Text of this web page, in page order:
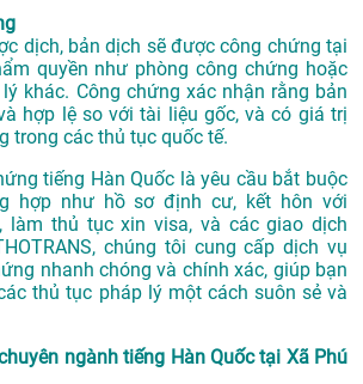
dịch, bản dịch sẽ được công chứng tại
quyền như phòng công chứng hoặc
khác. Công chứng xác nhận rằng bản
hợp lệ so với tài liệu gốc, và có giá trị
trong các thủ tục quốc tế.
tiếng Hàn Quốc là yêu cầu bắt buộc
hợp như hồ sơ định cư, kết hôn với
làm thủ tục xin visa, và các giao dịch
chúng tôi cung cấp dịch vụ
nhanh chóng và chính xác, giúp bạn
thủ tục pháp lý một cách suôn sẻ và
ngành tiếng Hàn Quốc tại Xã Phú